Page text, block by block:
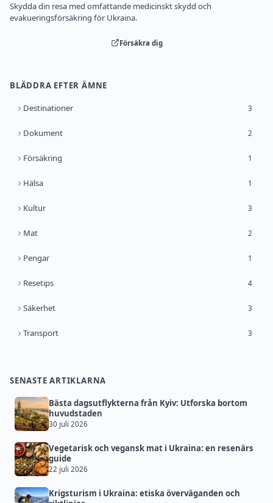
Skydda din resa med omfattande medicinskt skydd och
evakueringsförsäkring för Ukraina.
Försäkra dig
BLÄDDRA EFTER ÄMNE
Destinationer 3
Dokument 2
Försäkring 1
Hälsa 1
Kultur 3
Mat 2
Pengar 1
Resetips 4
Säkerhet 3
Transport 3
SENASTE ARTIKLARNA
Bästa dagsutflykterna från Kyiv: Utforska bortom
huvudstaden
30 juli 2026
Vegetarisk och vegansk mat i Ukraina: en resenärs
guide
22 juli 2026
Krigsturism i Ukraina: etiska överväganden och